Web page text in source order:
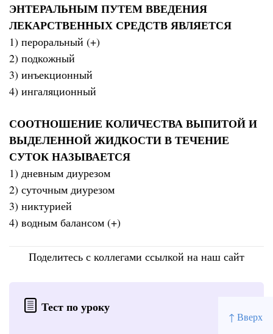
↑ Вверх
ЭНТЕРАЛЬНЫМ ПУТЕМ ВВЕДЕНИЯ
ЛЕКАРСТВЕННЫХ СРЕДСТВ ЯВЛЯЕТСЯ
1) пероральный (+)
2) подкожный
3) инъекционный
4) ингаляционный
СООТНОШЕНИЕ КОЛИЧЕСТВА ВЫПИТОЙ И
ВЫДЕЛЕННОЙ ЖИДКОСТИ В ТЕЧЕНИЕ
СУТОК НАЗЫВАЕТСЯ
1) дневным диурезом
2) суточным диурезом
3) никтурией
4) водным балансом (+)
Поделитесь с коллегами ссылкой на наш сайт
Тест по уроку